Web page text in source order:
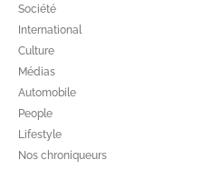
Société
International
Culture
Médias
Automobile
People
Lifestyle
Nos chroniqueurs